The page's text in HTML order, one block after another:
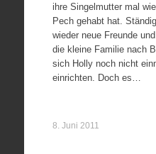
ihre Singelmutter mal
Pech gehabt hat.
wieder neue Freunde
die kleine Familie nach
sich Holly noch nicht
einrichten. Doch es…
8. Juni 2011